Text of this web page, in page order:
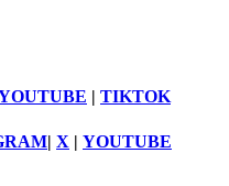
| TIKTOK
| X | YOUTUBE